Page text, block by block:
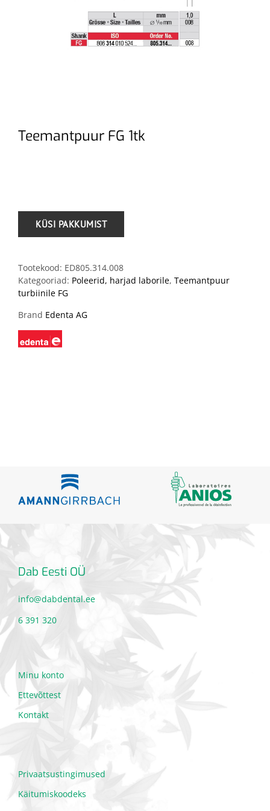
Teemantpuur FG 1tk
Tootekood: ED805.314.008
Kategooriad: Poleerid, harjad laborile, Teemantpuur
turbiinile FG
Brand Edenta AG
Dab Eesti OÜ
info@dabdental.ee
6 391 320
Minu konto
Ettevõttest
Kontakt
Privaatsustingimused
Käitumiskoodeks